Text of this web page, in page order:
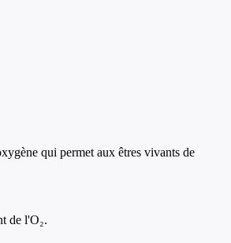
qui permet aux êtres vivants de
de l'O₂.